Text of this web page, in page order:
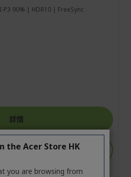
P3 90% | HDR10 | FreeSync
詳情
入購物車
the Acer Store HK
you are browsing from